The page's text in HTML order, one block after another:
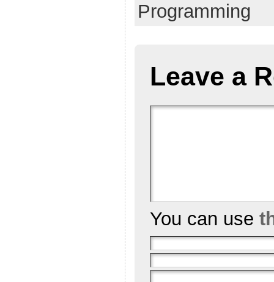
Programming
Leave a
You can use